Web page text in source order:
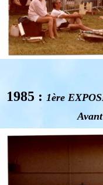
1985 : 1ère